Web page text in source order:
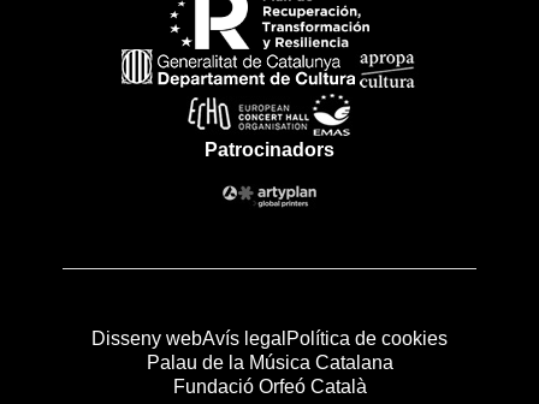
Patrocinadors
Disseny webAvís legal Política de cookies
Palau de la Música Catalana
Fundació Orfeó Català